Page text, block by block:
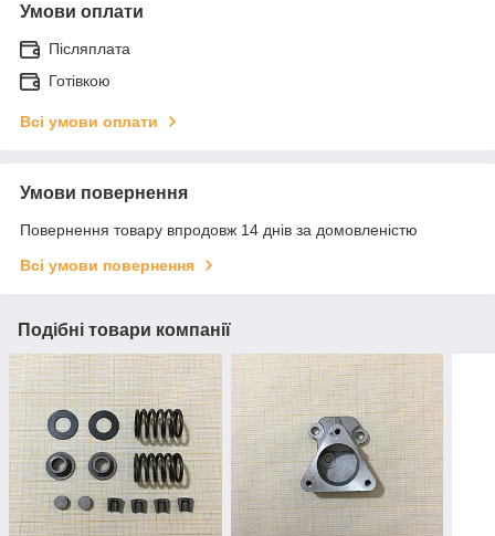
Умови оплати
Післяплата
Готівкою
Всі умови оплати
Умови повернення
Повернення товару впродовж 14 днів за домовленістю
Всі умови повернення
Подібні товари компанії